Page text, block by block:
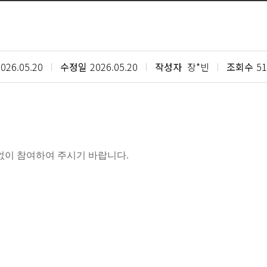
수정일 2026.05.20 작성자 장*빈 조회수 51
이 참여하여 주시기 바랍니다.